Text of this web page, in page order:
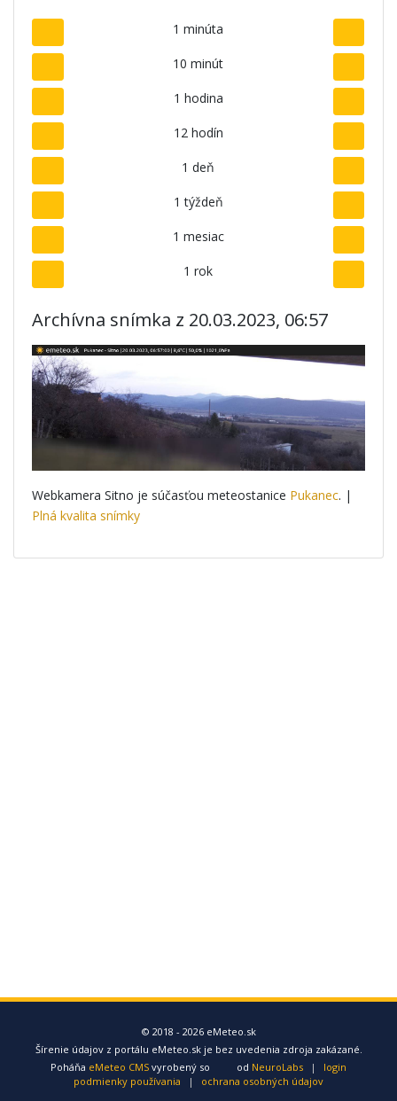
1 minúta
10 minút
1 hodina
12 hodín
1 deň
1 týždeň
1 mesiac
1 rok
Archívna snímka z 20.03.2023, 06:57
Webkamera Sitno je súčasťou meteostanice Pukanec. |
Plná kvalita snímky
© 2018 - 2026 eMeteo.sk
Šírenie údajov z portálu eMeteo.sk je bez uvedenia zdroja zakázané.
Poháňa eMeteo CMS vyrobený so od NeuroLabs |
login
podmienky používania
| ochrana osobných údajov